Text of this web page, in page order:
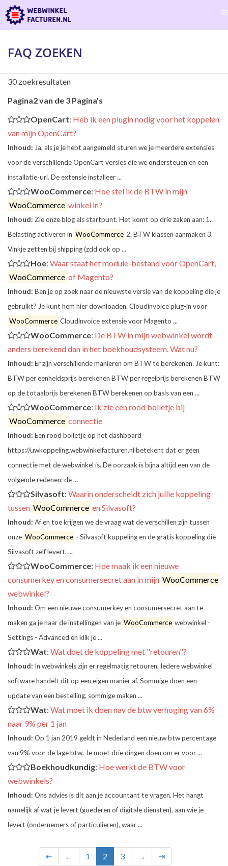
FAQ ZOEKEN
30 zoekresultaten
Pagina2 van de 3 Pagina's
OpenCart: Heb ik een plugin nodig voor het koppelen
van mijn OpenCart?
Inhoud: Ja, als je je hebt aangemeld sturen we je meerdere extensies
voor de verschillende OpenCart versies die we ondersteuen en een
installatie-url. De extensie installeer ...
WooCommerce: Hoe stel ik de BTW in mijn
WooCommerce winkel in?
Inhoud: Zie onze blog als startpunt. Het komt op drie zaken aan: 1.
Belasting activeren in WooCommerce 2. BTW klassen aanmaken 3.
Vinkje zetten bij shipping (zdd ook op ...
Hoe: Waar staat het module-bestand voor OpenCart,
WooCommerce of Magento?
Inhoud: Ben je op zoek naar de nieuwste versie van de koppeling die je
gebruikt? Je kunt hem hier downloaden. Cloudinvoice plug-in voor
WooCommerce Cloudinvoice extensie voor Magento ...
WooCommerce: De BTW in mijn webwinkel wordt
anders berekend dan in het boekhoudsysteem. Wat nu?
Inhoud: Er zijn verschillende manieren om BTW te berekenen. Je kunt:
BTW per eenheidsprijs berekenen BTW per regelprijs berekenen BTW
op de totaalprijs berekenen BTW berekenen op basis van een ...
WooCommerce: Ik zie een rood bolletje bij
WooCommerce connectie
Inhoud: Een rood bolletje op het dashboard
https://uwkoppeling.webwinkelfacturen.nl betekent dat er geen
connectie met de webwinkel is. De oorzaak is bijna altijd een van de
volgende redenen: de ...
Silvasoft: Waarin onderscheidt zich jullie koppeling
tussen WooCommerce en Silvasoft?
Inhoud: Af en toe krijgen we de vraag wat de verschillen zijn tussen
onze WooCommerce - Silvasoft koppeling en de gratis koppeling die
Silvasoft zelf levert. ...
WooCommerce: Hoe maak ik een nieuwe
consumerkey en consumersecret aan in mijn WooCommerce
webwinkel?
Inhoud: Om een nieuwe consumerkey en consumersecret aan te
maken ga je naar de instellingen van je WooCommerce webwinkel -
Settings - Advanced en klik je ...
Wat: Wat doet de koppeling met "retouren"?
Inhoud: In webwinkels zijn er regelmatig retouren. Iedere webwinkel
software handelt dit op een eigen manier af. Sommige doen een
update van een bestelling, sommige maken ...
Wat: Wat moet ik doen nav de btw verhoging van 6%
naar 9% per 1 jan
Inhoud: Op 1 jan 2019 geldt in Nederland een nieuw btw percentage
van 9% voor de lage btw. Je moet drie dingen doen om er voor ...
Boekhoudkundig: Hoe werkt de BTW voor
webwinkels?
Inhoud: Ons advies is dit aan je accountant te vragen. Het hangt
namelijk af wat je levert (goederen of digitale diensten), aan wie je
levert (ondernemers of particulieren), waar ...
⇤ ← 1 2 3 → ⇥